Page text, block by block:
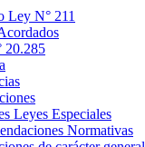
Ley N° 211
20.285
Leyes Especiales
Normativas